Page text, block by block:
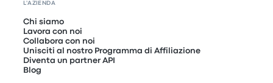
L'AZIENDA
Chi siamo
Lavora con noi
Collabora con noi
Unisciti al nostro Programma di Affiliazione
Diventa un partner API
Blog